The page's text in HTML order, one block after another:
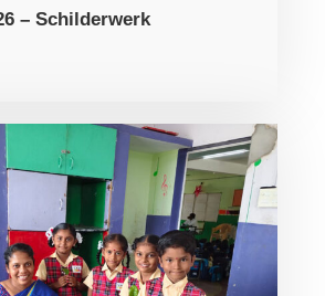
– Schilderwerk